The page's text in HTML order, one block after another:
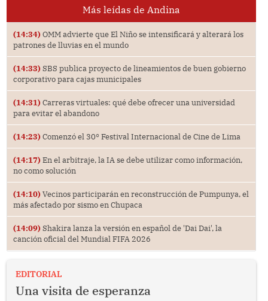
Más leídas de Andina
(14:34) OMM advierte que El Niño se intensificará y alterará los
patrones de lluvias en el mundo
(14:33) SBS publica proyecto de lineamientos de buen gobierno
corporativo para cajas municipales
(14:31) Carreras virtuales: qué debe ofrecer una universidad
para evitar el abandono
(14:23) Comenzó el 30° Festival Internacional de Cine de Lima
(14:17) En el arbitraje, la IA se debe utilizar como información,
no como solución
(14:10) Vecinos participarán en reconstrucción de Pumpunya, el
más afectado por sismo en Chupaca
(14:09) Shakira lanza la versión en español de 'Dai Dai', la
canción oficial del Mundial FIFA 2026
EDITORIAL
Una visita de esperanza